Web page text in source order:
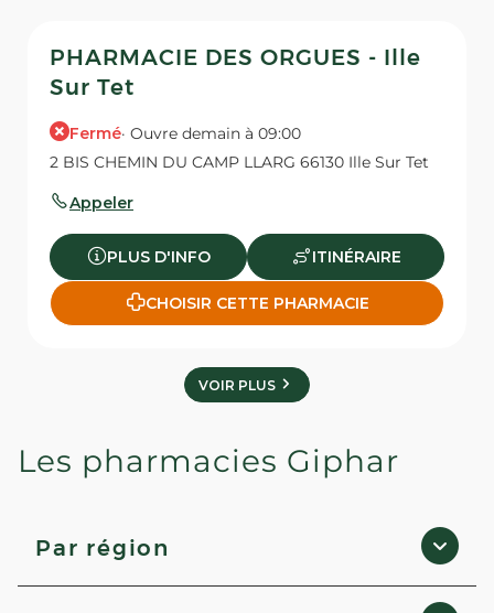
PHARMACIE DES ORGUES - Ille
Sur Tet
Fermé· Ouvre demain à 09:00
2 BIS CHEMIN DU CAMP LLARG 66130 Ille Sur Tet
Appeler
PLUS D'INFO ITINÉRAIRE
CHOISIR CETTE PHARMACIE
VOIR PLUS
Les pharmacies Giphar
Par région